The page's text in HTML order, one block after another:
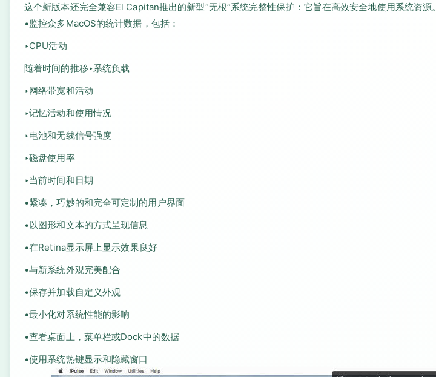
这个新版本还完全兼容El Capitan推出的新型“无根”系统完整性保护：它旨在高效安全地使用系统资源。
•监控众多MacOS的统计数据，包括：
‣CPU活动
随着时间的推移‣系统负载
‣网络带宽和活动
‣记忆活动和使用情况
‣电池和无线信号强度
‣磁盘使用率
‣当前时间和日期
•紧凑，巧妙的和完全可定制的用户界面
•以图形和文本的方式呈现信息
•在Retina显示屏上显示效果良好
•与新系统外观完美配合
•保存并加载自定义外观
•最小化对系统性能的影响
•查看桌面上，菜单栏或Dock中的数据
•使用系统热键显示和隐藏窗口